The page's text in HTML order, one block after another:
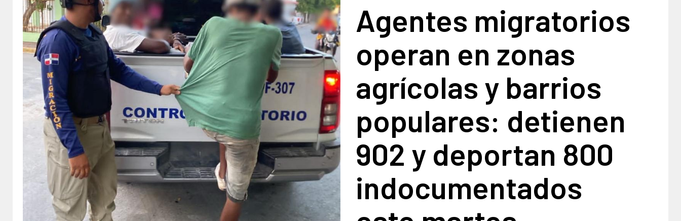
Agentes migratorios
operan en zonas
agrícolas y barrios
populares: detienen
902 y deportan 800
indocumentados